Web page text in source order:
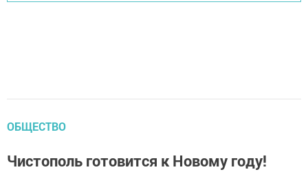
ОБЩЕСТВО
Чистополь готовится к Новому году!